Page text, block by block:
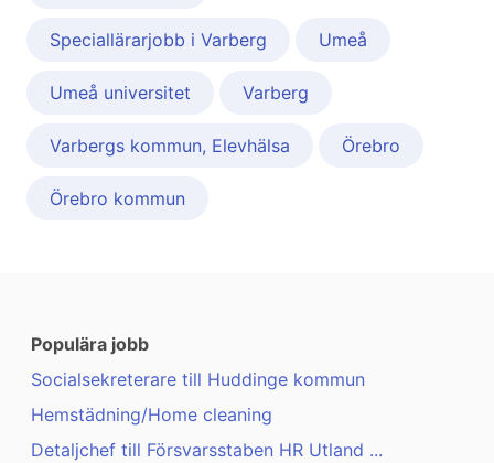
Speciallärarjobb i Varberg Umeå
Umeå universitet Varberg
Varbergs kommun, Elevhälsa Örebro
Örebro kommun
Populära jobb
Socialsekreterare till Huddinge kommun
Hemstädning/Home cleaning
Detaljchef till Försvarsstaben HR Utland ...